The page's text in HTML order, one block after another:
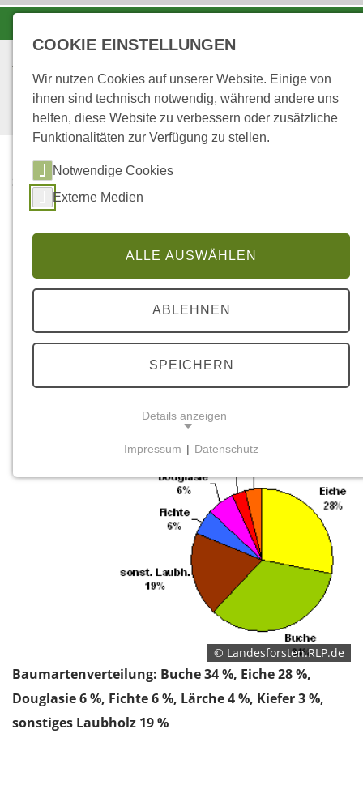
STARTSEITE
...
UNSER WALD IN
Unser Wald in Zahlen
Baumartenverteilung
© Landesforsten.RLP.de
Baumartenverteilung: Buche 34 %, Eiche 28 %,
Douglasie 6 %, Fichte 6 %, Lärche 4 %, Kiefer 3 %,
sonstiges Laubholz 19 %
COOKIE EINSTELLUNGEN
Wir nutzen Cookies auf unserer Website. Einige von
ihnen sind technisch notwendig, während andere uns
helfen, diese Website zu verbessern oder zusätzliche
Funktionalitäten zur Verfügung zu stellen.
Notwendige Cookies
Externe Medien
ALLE AUSWÄHLEN
ABLEHNEN
SPEICHERN
Details anzeigen
Notwendige Cookies ermöglichen grundlegende
Funktionen und sind für die einwandfreie Funktion
der Website erforderlich.
Einverständnis-Cookie
Dieser Cookie speichert die ausgewählten
Einverständnis-Optionen des Benutzers
1 Jahr
Impressum | Datenschutz